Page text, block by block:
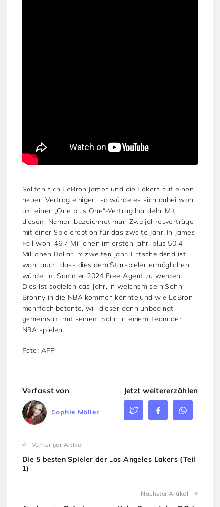
Sollten sich LeBron James und die Lakers auf einen
neuen Vertrag einigen, so würde es sich dabei wohl
um einen „One plus One“-Vertrag handeln. Mit
diesem Namen bezeichnet man Zweijahresverträge
mit einer Spieleroption für das zweite Jahr. In James
Fall wohl 46,7 Millionen im ersten Jahr, plus 50,4
Millionen Dollar im zweiten Jahr. Entscheidend ist
wohl auch, dass dies dem Starspieler ermöglichen
würde, im Sommer 2024 Free Agent zu werden.
Dies ist sogleich das Jahr, in welchem sein Sohn
Bronny in die NBA kommen könnte und wie LeBron
mehrfach betonte, will dieser dann unbedingt
gemeinsam mit seinem Sohn in einem Team der
NBA spielen.
Foto: AFP
Verfasst von
Sophie Möller
Jetzt weitererzählen
Vorheriger Artikel
Die 5 besten Spieler der Los Angeles Lakers (Teil
1)
Nächster Artikel